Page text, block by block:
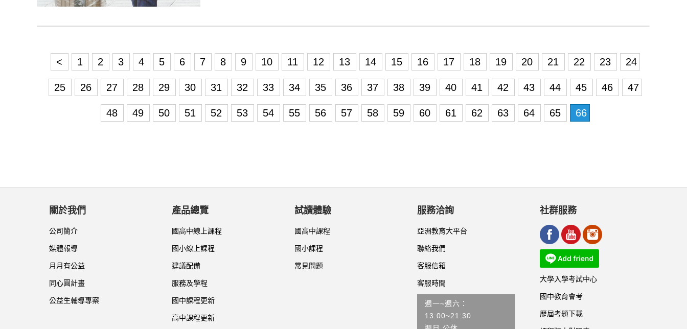
< 1 2 3 4 5 6 7 8 9 10 11 12 13 14 15 16 17 18 19 20 21 22 23 24
25 26 27 28 29 30 31 32 33 34 35 36 37 38 39 40 41 42 43 44 45 46 47
48 49 50 51 52 53 54 55 56 57 58 59 60 61 62 63 64 65 66
關於我們
公司簡介
媒體報導
月月有公益
同心圓計畫
公益生輔導專案
產品總覽
國高中線上課程
國小線上課程
建議配備
服務及學程
國中課程更新
高中課程更新
試讀體驗
國高中課程
國小課程
常見問題
服務洽詢
亞洲教育大平台
聯絡我們
客服信箱
客服時間
週一~週六：
13:00~21:30
社群服務
大學入學考試中心
國中教育會考
歷屆考題下載